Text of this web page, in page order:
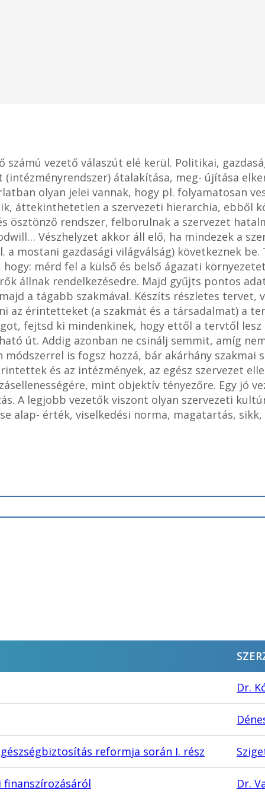
vezető válaszút elé kerül. Politikai,
átalakítása, meg- újítása
olyan jelei vannak, hogy pl. folyamatosan
áttekinthetetlen a szervezeti hierarchia, ebből
ösztönző rendszer, felborulnak a szervezet
Vészhelyzet akkor áll elő, ha mindezek a
mostani gazdasági világválság) következnek be.
mérd fel a külső és belső ágazati
állnak rendelkezésedre. Majd gyűjts pontos
a tágabb szakmával. Készíts részletes tervet,
az érintetteket (a szakmát és a társadalmat) a
fejtsd ki mindenkinek, hogy ettől a tervtől lesz
út. Addig azonban ne csinálj semmit, amíg
is fogsz hozzá, bár akárhány
és az intézmények, az egész szervezet
mint objektív tényezőre. Egy jó
A legjobb vezetők viszont olyan szervezeti
alap- érték, viselkedési norma, magatartás,
Dr.
reformja során I. rész
finanszírozásáról Dr.